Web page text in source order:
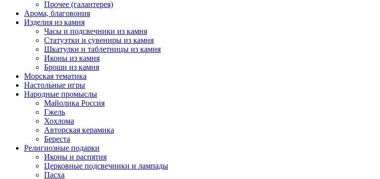
Прочее (галантерея)
Арома, благовония
Изделия из камня
Часы и подсвечники из камня
Статуэтки и сувениры из камня
Шкатулки и таблетницы из камня
Иконы из камня
Броши из камня
Морская тематика
Настольные игры
Народные промыслы
Майолика Россия
Гжель
Хохлома
Авторская керамика
Береста
Религиозные подарки
Иконы и распятия
Церковные подсвечники и лампады
Пасха